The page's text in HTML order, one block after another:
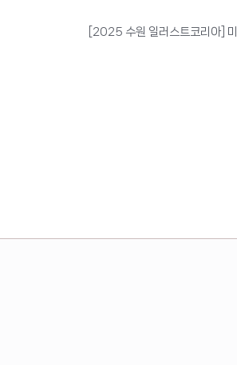
[2025 수원 일러스트코리아]